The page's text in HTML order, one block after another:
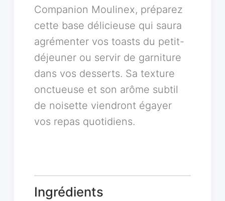
Companion Moulinex, préparez
cette base délicieuse qui saura
agrémenter vos toasts du petit-
déjeuner ou servir de garniture
dans vos desserts. Sa texture
onctueuse et son arôme subtil
de noisette viendront égayer
vos repas quotidiens.
Ingrédients